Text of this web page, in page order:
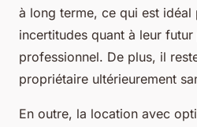
à long terme, ce qui est
incertitudes quant à leur
professionnel. De plus, il
propriétaire ultérieurement
En outre, la location avec